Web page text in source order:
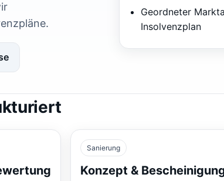
Geordneter
Insolvenzplan
Sanierung
Konzept &